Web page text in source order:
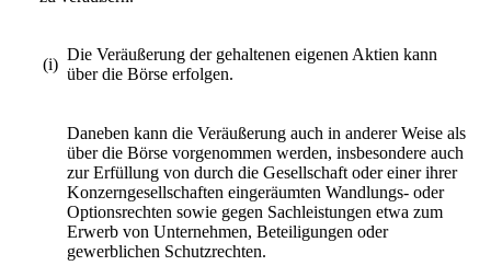
(i)
Die Veräußerung der gehaltenen eigenen Aktien kann
über die Börse erfolgen.
Daneben kann die Veräußerung auch in anderer Weise als
über die Börse vorgenommen werden, insbesondere auch
zur Erfüllung von durch die Gesellschaft oder einer ihrer
Konzerngesellschaften eingeräumten Wandlungs- oder
Optionsrechten sowie gegen Sachleistungen etwa zum
Erwerb von Unternehmen, Beteiligungen oder
gewerblichen Schutzrechten.